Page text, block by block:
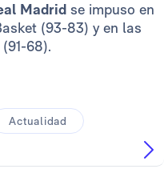
Madrid se impuso en
(93-83) y en las
68).
Actualidad